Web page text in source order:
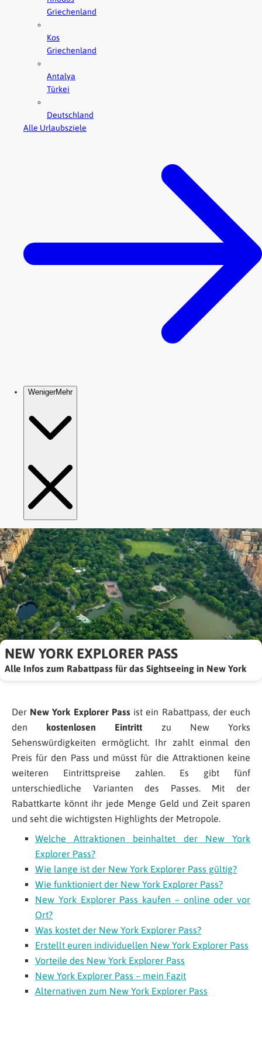
NEW YORK EXPLORER PASS
Alle Infos zum Rabattpass für das Sightseeing in New York
Der New York Explorer Passist ein Rabattpass, der euch
den
kostenlosen Eintritt zu New Yorks
Sehenswürdigkeiten ermöglicht. Ihr zahlt einmal den
Preis für den Pass und müsst für die Attraktionen keine
weiteren Eintrittspreise zahlen. Es gibt fünf
unterschiedliche Varianten des Passes. Mit der
Rabattkarte könnt ihr jede Menge Geld und Zeit sparen
und seht die wichtigsten Highlights der Metropole.
Welche Attraktionen beinhaltet der New York
Explorer Pass?
Wie lange ist der New York Explorer Pass gültig?
Wie funktioniert der New York Explorer Pass?
New York Explorer Pass kaufen – online oder vor
Ort?
Was kostet der New York Explorer Pass?
Erstellt euren individuellen New York Explorer Pass
Vorteile des New York Explorer Pass
New York Explorer Pass – mein Fazit
Alternativen zum New York Explorer Pass